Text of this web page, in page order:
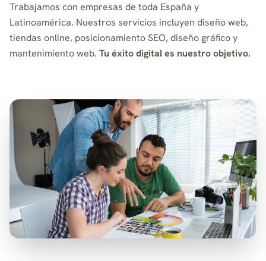
Trabajamos con empresas de toda España y
Latinoamérica. Nuestros servicios incluyen diseño web,
tiendas online, posicionamiento SEO, diseño gráfico y
mantenimiento web. Tu éxito digital es nuestro objetivo.